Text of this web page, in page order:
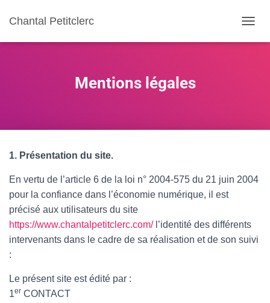
Chantal Petitclerc
Mentions légales
1. Présentation du site.
En vertu de l’article 6 de la loi n° 2004-575 du 21 juin 2004
pour la confiance dans l’économie numérique, il est
précisé aux utilisateurs du site
https://www.chantalpetitclerc.com/l’identité des différents
intervenants dans le cadre de sa réalisation et de son suivi
:
Le présent site est édité par :
1er CONTACT